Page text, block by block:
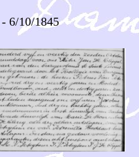
6/10/1845